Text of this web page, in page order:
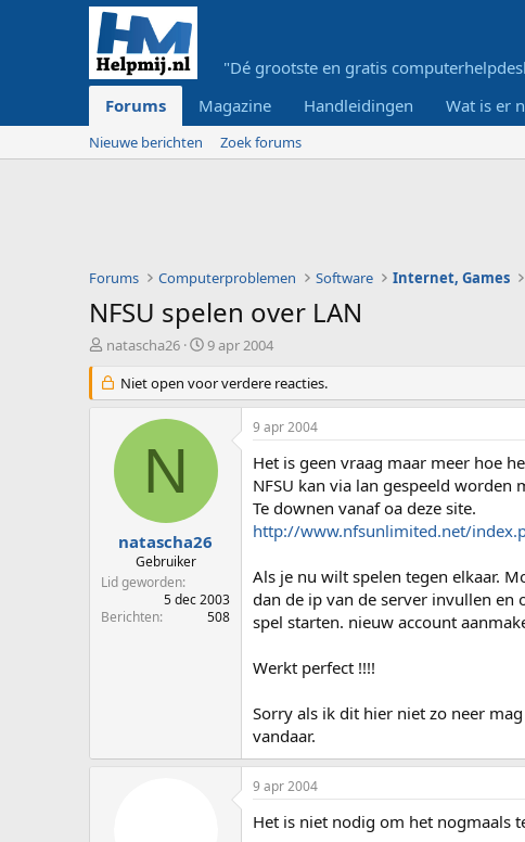
"Dé grootste en gratis
Forums
Magazine Handleidingen Wat is er
Nieuwe berichten Zoek forums
Forums Computerproblemen Software Internet, Games
NFSU spelen over LAN
O
d
e
r
e
natascha26
S
a
r
d
u
9 apr 2004
Niet open voor verdere reacties.
N
natascha26
Gebruiker
Lid geworden
5 dec 2003
Berichten
508
9 apr 2004
Het is geen vraag maar meer hoe
NFSU kan via lan gespeeld worden
Te downen vanaf oa deze site.
http://www.nfsunlimited.net/
Als je nu wilt spelen tegen elkaar.
dan de ip van de server invullen en
spel starten. nieuw account
Werkt perfect !!!!
Sorry als ik dit hier niet zo neer
vandaar.
9 apr 2004
Het is niet nodig om het nogmaals